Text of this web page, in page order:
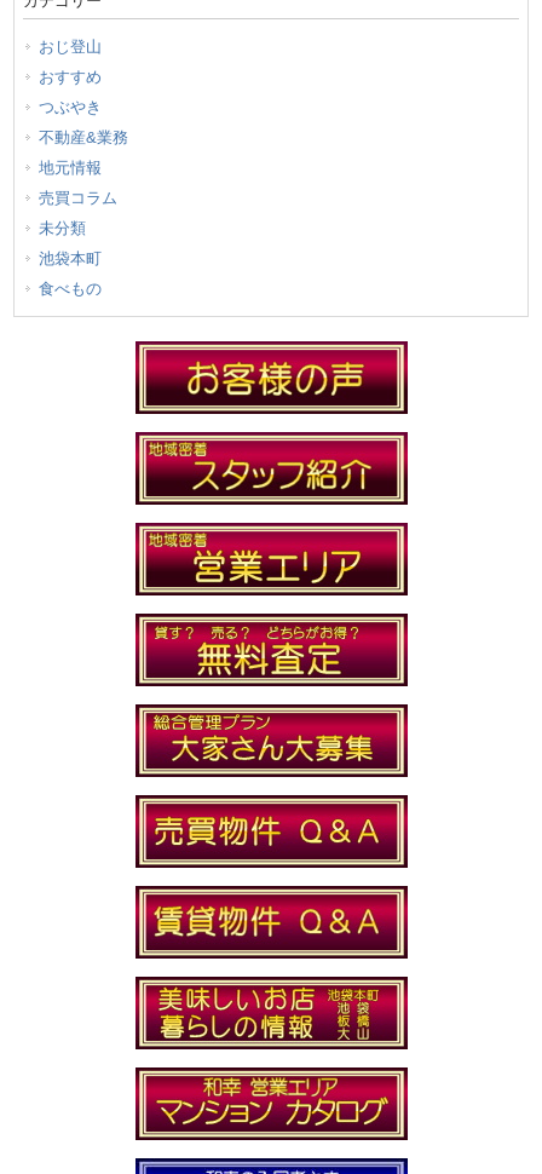
おじ登山
おすすめ
つぶやき
不動産&業務
地元情報
売買コラム
未分類
池袋本町
食べもの